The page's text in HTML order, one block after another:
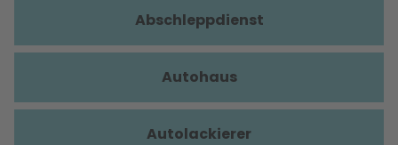
Abschleppdienst
Autohaus
Autolackierer